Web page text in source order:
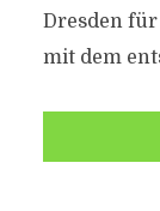
Dresden
mit dem